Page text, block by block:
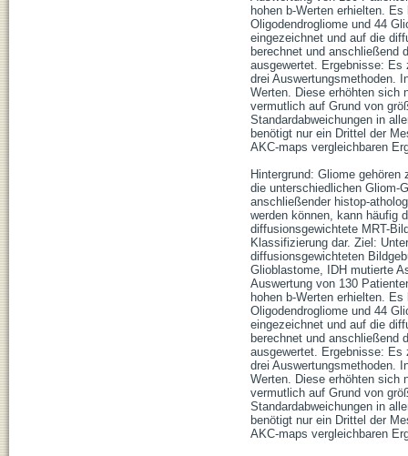
hohen b-Werten erhielten.
Oligodendrogliome und 44
eingezeichnet und auf die
berechnet und anschließend
ausgewertet. Ergebnisse: Es
drei Auswertungsmethoden.
Werten. Diese erhöhten sich
vermutlich auf Grund von
Standardabweichungen in
benötigt nur ein Drittel der
AKC-maps vergleichbaren
Hintergrund: Gliome
die unterschiedlichen Gliom-
anschließender histop-
werden können, kann häufig
diffusionsgewichtete MRT-
Klassifizierung dar. Ziel:
diffusionsgewichteten
Glioblastome, IDH mutierte
Auswertung von 130
hohen b-Werten erhielten.
Oligodendrogliome und 44
eingezeichnet und auf die
berechnet und anschließend
ausgewertet. Ergebnisse: Es
drei Auswertungsmethoden.
Werten. Diese erhöhten sich
vermutlich auf Grund von
Standardabweichungen in
benötigt nur ein Drittel der
AKC-maps vergleichbaren